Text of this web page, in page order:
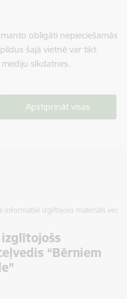
obligāti nepieciešamās
šajā vietnē var tikt
sīkdatnes.
Apstiprināt visas
informatīvi izglītojošs materiāls
“Bērniem